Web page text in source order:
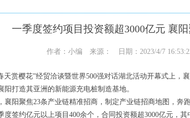
一季度签约项目投资额超3000亿元 襄
作者：小编 来源： 日期：2023/4/7
天赏樱花”经贸洽谈暨世界500强对话湖北活动开幕式上，
阳打造其亚洲的新能源充电桩制造基地。
襄阳聚焦23条产业链精准招商，制定产业链招商地图，奔
签约亿元以上项目400余个，合同投资额超3000亿元，其